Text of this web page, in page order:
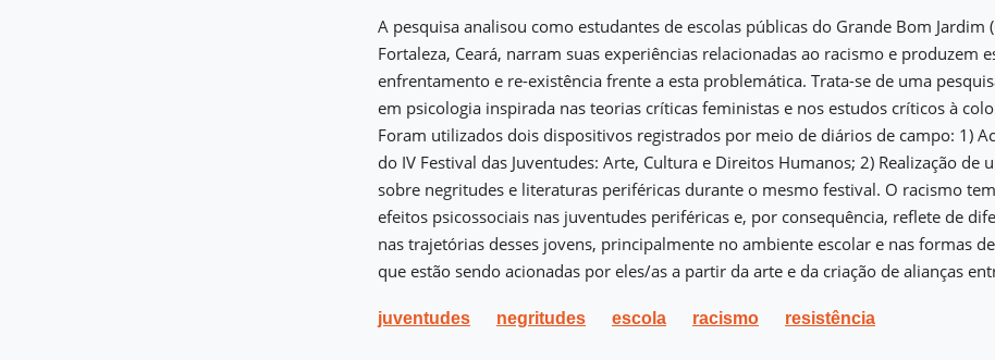
A pesquisa analisou como estudantes de escolas públicas do Grande Bom Jardim
Fortaleza, Ceará, narram suas experiências relacionadas ao racismo e produzem
enfrentamento e re-existência frente a esta problemática. Trata-se de uma
em psicologia inspirada nas teorias críticas feministas e nos estudos críticos à
Foram utilizados dois dispositivos registrados por meio de diários de campo: 1)
do IV Festival das Juventudes: Arte, Cultura e Direitos Humanos; 2) Realização de
sobre negritudes e literaturas periféricas durante o mesmo festival. O racismo
efeitos psicossociais nas juventudes periféricas e, por consequência, reflete de
nas trajetórias desses jovens, principalmente no ambiente escolar e nas formas
que estão sendo acionadas por eles/as a partir da arte e da criação de alianças
juventudes negritudes escola racismo resistência